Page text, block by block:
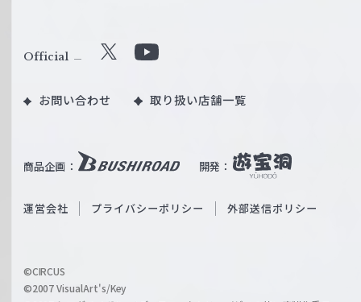
ル
W
ß
c
a
r
商品企画： 開発：
Official X
u
b
O
お問い合わせ 取り扱い店舗一覧
運営会社 プライバシーポリシー 外部送信ポリシー
©CIRCUS
©2007 VisualArt's/Key